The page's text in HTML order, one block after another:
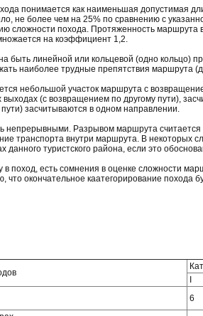
понимается как наименьшая допустимая
не более чем на 25% по сравнению с
сложности похода. Протяженность
на коэффициент 1,2.
быть линейной или кольцевой (одно кольцо)
наиболее трудные препятствия маршрута
небольшой участок маршрута с
(с возвращением по другому пути),
засчитываются в одном направлении.
Разрывом маршрута
транспорта внутри маршрута. В некоторых
данного туристского района, если это
поход, есть сомнения в оценке сложности
что окончательное каaтегорирование похода
6